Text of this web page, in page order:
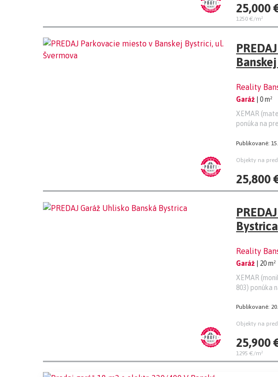
25,000
1250 €/m²
Reality
Garáž
| 0 m²
XEMAR
ponúka na
Publikované:
Objekty na
25,800
Bystrica
Reality
Garáž | 20 m²
XEMAR
803) ponúka
Publikované:
Objekty na
25,900
1295 €/m²